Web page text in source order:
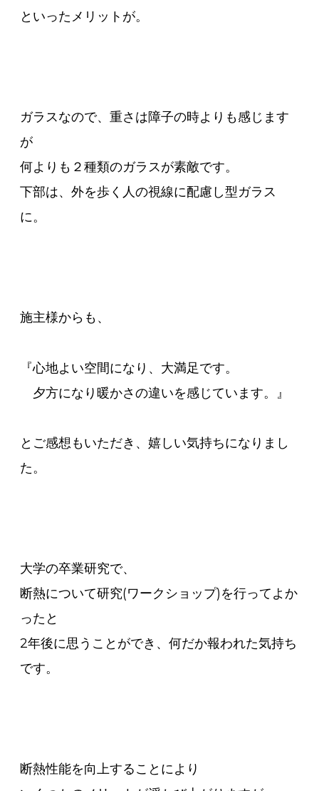
といったメリットが。
ガラスなので、重さは障子の時よりも感じます
が
何よりも２種類のガラスが素敵です。
下部は、外を歩く人の視線に配慮し型ガラス
に。
施主様からも、
『心地よい空間になり、大満足です。
夕方になり暖かさの違いを感じています。』
とご感想もいただき、嬉しい気持ちになりまし
た。
大学の卒業研究で、
断熱について研究(ワークショップ)を行ってよか
ったと
2年後に思うことができ、何だか報われた気持ち
です。
断熱性能を向上することにより